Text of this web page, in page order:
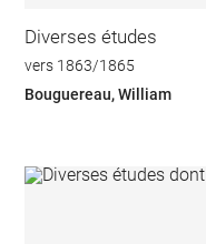
Diverses études
vers 1863/1865
Bouguereau, William